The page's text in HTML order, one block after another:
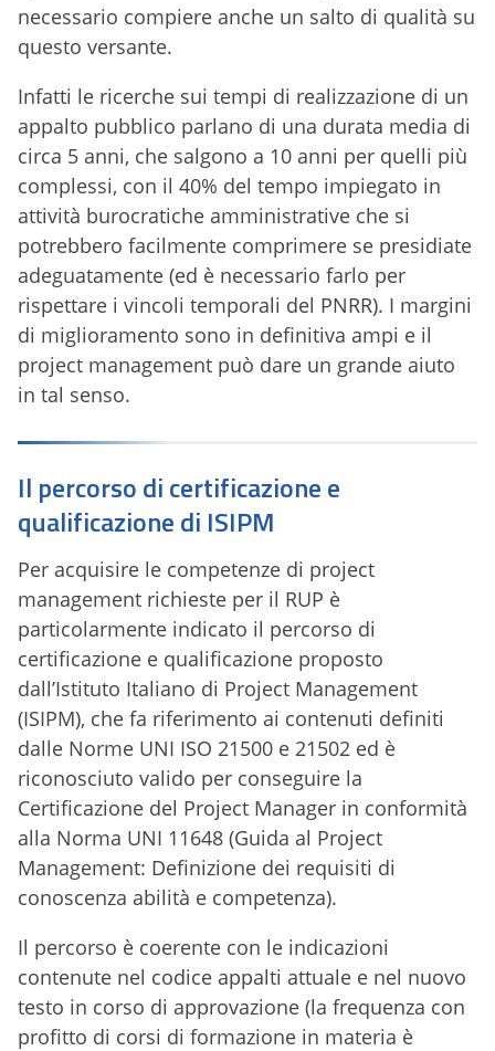
necessario compiere anche un salto di qualità su
questo versante.
Infatti le ricerche sui tempi di realizzazione di un
appalto pubblico parlano di una durata media di
circa 5 anni, che salgono a 10 anni per quelli più
complessi, con il 40% del tempo impiegato in
attività burocratiche amministrative che si
potrebbero facilmente comprimere se presidiate
adeguatamente (ed è necessario farlo per
rispettare i vincoli temporali del PNRR). I margini
di miglioramento sono in definitiva ampi e il
project management può dare un grande aiuto
in tal senso.
Il percorso di certificazione e
qualificazione di ISIPM
Per acquisire le competenze di project
management richieste per il RUP è
particolarmente indicato il percorso di
certificazione e qualificazione proposto
dall’Istituto Italiano di Project Management
(ISIPM), che fa riferimento ai contenuti definiti
dalle Norme UNI ISO 21500 e 21502 ed è
riconosciuto valido per conseguire la
Certificazione del Project Manager in conformità
alla Norma UNI 11648 (Guida al Project
Management: Definizione dei requisiti di
conoscenza abilità e competenza).
Il percorso è coerente con le indicazioni
contenute nel codice appalti attuale e nel nuovo
testo in corso di approvazione (la frequenza con
profitto di corsi di formazione in materia è